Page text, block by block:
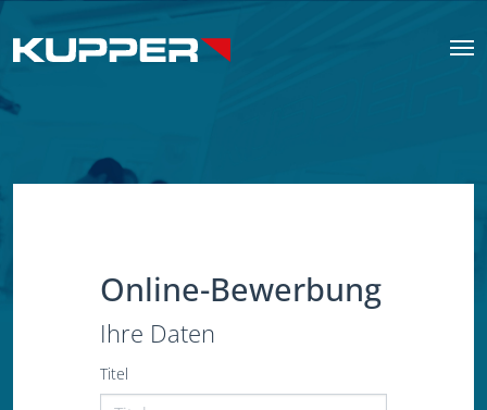
Online-Bewerbung
Ihre Daten
Titel